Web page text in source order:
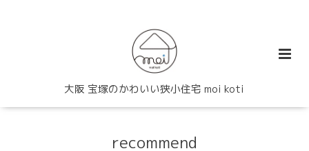
大阪 宝塚のかわいい狭小住宅 moi koti
recommend